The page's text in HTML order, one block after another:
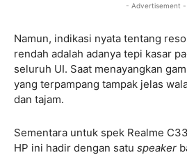
- Advertisement -
Namun, indikasi nyata tentang
rendah adalah adanya tepi kasar
seluruh UI. Saat menayangkan
yang terpampang tampak jelas
dan tajam.
Sementara untuk spek Realme
HP ini hadir dengan satu speaker